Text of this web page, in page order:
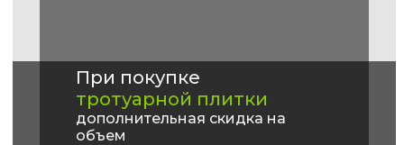
При покупке
тротуарной плитки
дополнительная скидка на
объем